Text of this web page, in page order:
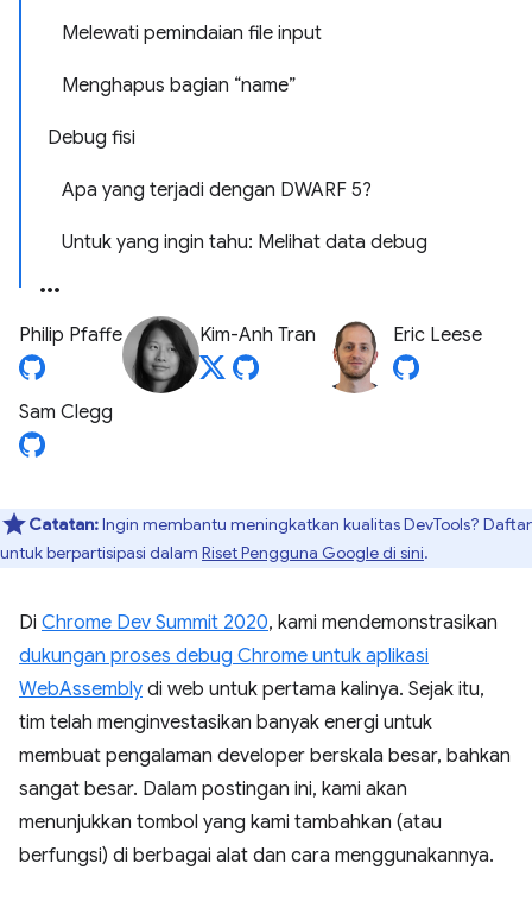
Melewati pemindaian file input
Menghapus bagian “name”
Debug fisi
Apa yang terjadi dengan DWARF 5?
Untuk yang ingin tahu: Melihat data debug
Philip Pfaffe Kim-Anh Tran Eric Leese
Sam Clegg
Catatan:Ingin membantu meningkatkan kualitas DevTools? Daftar
untuk berpartisipasi dalam Riset Pengguna Google di sini.
Di Chrome Dev Summit 2020, kami mendemonstrasikan
dukungan proses debug Chrome untuk aplikasi
WebAssembly di web untuk pertama kalinya. Sejak itu,
tim telah menginvestasikan banyak energi untuk
membuat pengalaman developer berskala besar, bahkan
sangat besar. Dalam postingan ini, kami akan
menunjukkan tombol yang kami tambahkan (atau
berfungsi) di berbagai alat dan cara menggunakannya.